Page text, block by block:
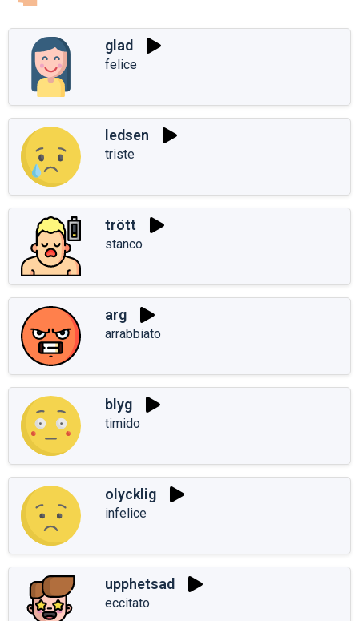
glad
felice
ledsen
triste
trött
stanco
arg
arrabbiato
blyg
timido
olycklig
infelice
upphetsad
eccitato